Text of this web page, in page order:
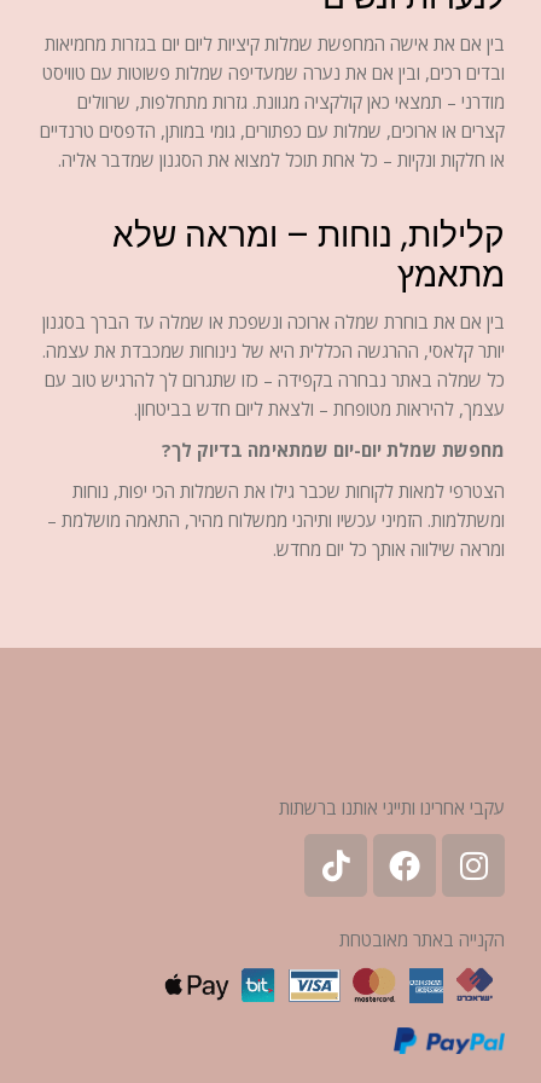
בין אם את אישה המחפשת שמלות קיציות ליום יום בגזרות מחמיאות
ובדים רכים, ובין אם את נערה שמעדיפה שמלות פשוטות עם טוויסט
מודרני – תמצאי כאן קולקציה מגוונת. גזרות מתחלפות, שרוולים
קצרים או ארוכים, שמלות עם כפתורים, גומי במותן, הדפסים טרנדיים
או חלקות ונקיות – כל אחת תוכל למצוא את הסגנון שמדבר אליה.
קלילות, נוחות – ומראה שלא
מתאמץ
בין אם את בוחרת שמלה ארוכה ונשפכת או שמלה עד הברך בסגנון
יותר קלאסי, ההרגשה הכללית היא של נינוחות שמכבדת את עצמה.
כל שמלה באתר נבחרה בקפידה – כזו שתגרום לך להרגיש טוב עם
עצמך, להיראות מטופחת – ולצאת ליום חדש בביטחון.
מחפשת שמלת יום-יום שמתאימה בדיוק לך?
הצטרפי למאות לקוחות שכבר גילו את השמלות הכי יפות, נוחות
ומשתלמות. הזמיני עכשיו ותיהני ממשלוח מהיר, התאמה מושלמת –
ומראה שילווה אותך כל יום מחדש.
עקבי אחרינו ותייגי אותנו ברשתות
הקנייה באתר מאובטחת